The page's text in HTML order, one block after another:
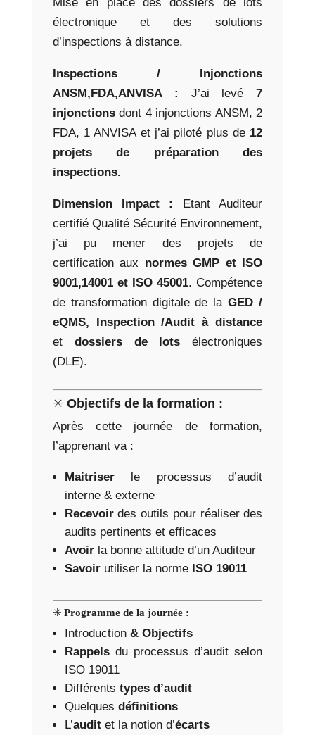
électronique et des solutions
d’inspections à distance.
Inspections / Injonctions
ANSM,FDA,ANVISA : J’ai levé7
injonctionsdont 4 injonctions ANSM, 2
FDA, 1 ANVISA et j’ai piloté plus de 12
projets de préparation des
inspections.
Dimension Impact : Etant Auditeur
certifié Qualité Sécurité Environnement,
j’ai pu mener des projets de
certification aux normes GMP et ISO
9001,14001 et ISO 45001.Compétence
de transformation digitale de laGED /
eQMS, Inspection /Audit à distance
et dossiers de lots électroniques
(DLE).
✳️ Objectifs de la formation :
Après cette journée de formation,
l’apprenant va :
Maitriserle processus d’audit
interne & externe
Recevoirdes outils pour réaliser des
audits pertinents et efficaces
Avoirla bonne attitude d’un Auditeur
Savoirutiliser la norme ISO 19011
✳️ Programme de la journée :
Introduction& Objectifs
Rappelsdu processus d’audit selon
ISO 19011
Différents types d’audit
Quelques définitions
L’auditet la notion d’écarts